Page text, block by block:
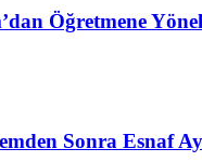
Öğretmene
Sonra Esnaf